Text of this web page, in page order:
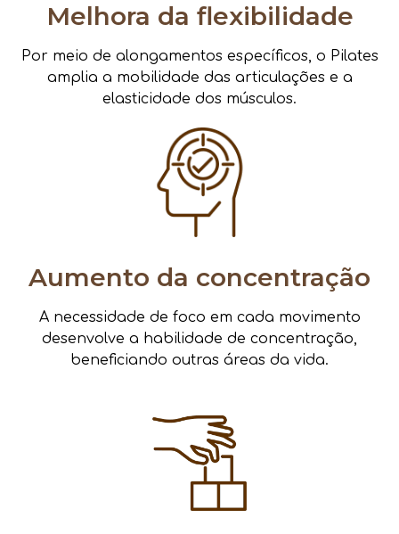
Melhora da flexibilidade
Por meio de alongamentos específicos, o Pilates
amplia a mobilidade das articulações e a
elasticidade dos músculos.
Aumento da concentração
A necessidade de foco em cada movimento
desenvolve a habilidade de concentração,
beneficiando outras áreas da vida.